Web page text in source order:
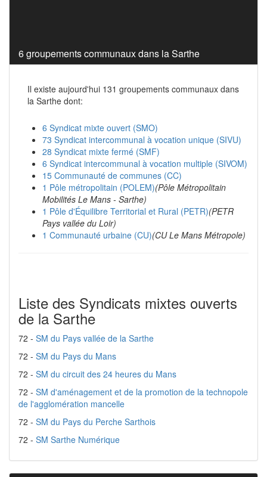
6 groupements communaux dans la Sarthe
Il existe aujourd'hui 131 groupements communaux dans
la Sarthe dont:
6 Syndicat mixte ouvert (SMO)
73 Syndicat intercommunal à vocation unique (SIVU)
28 Syndicat mixte fermé (SMF)
6 Syndicat intercommunal à vocation multiple (SIVOM)
15 Communauté de communes (CC)
1 Pôle métropolitain (POLEM)(Pôle Métropolitain
Mobilités Le Mans - Sarthe)
1 Pôle d'Équilibre Territorial et Rural (PETR)(PETR
Pays vallée du Loir)
1 Communauté urbaine (CU)(CU Le Mans Métropole)
Liste des Syndicats mixtes ouverts
de la Sarthe
72 - SM du Pays vallée de la Sarthe
72 - SM du Pays du Mans
72 - SM du circuit des 24 heures du Mans
72 - SM d'aménagement et de la promotion de la technopole
de l'agglomération mancelle
72 - SM du Pays du Perche Sarthois
72 - SM Sarthe Numérique